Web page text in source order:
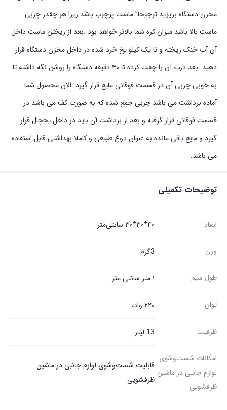
مخزن دستگاه بریزید ترجیحا” ماست پرچرب باشد زیرا هر چقدر چربی
ماست بالا باشد میزان کره شما بالاتر خواهد بود .بعد از ریختن ماست داخل
آن آب خنک ریخته و تا یک کیلو یخ خرد شده در داخل مخزن دستگاه قرار
دهید .بعد درب آن را چفت کرده تا ۴۰ دقیقه دستگاه را روشن نگه داشته تا
به خوبی چربی آن در قسمت فوقانی مایع قرار گیرد .الان محصول شما
آماده برداشت می باشد چربی جمع شده که به صورت کف می باشد در
قسمت فوقانی قرار گرفته و بعد از برداشت آن باید در داخل یخچال قرار
گیرد و مایع باقی مانده به عنوان دوغ طبیعی و کاملا بهداشتی قابل استفاده
می باشد.
توضیحات تکمیلی
ابعاد ۴۰*۳۰*۳۰ سانتی‌متر
وزن 3گرم
طول سیم ۱ متر سانتی متر
توان ۲۲۰ وات
ظرفیت 13 لیتر
امکانات شست‌وشوی
لوازم جانبی در ماشین
ظرفشویی
قابلیت شست‌وشوی لوازم جانبی در ماشین
ظرفشویی